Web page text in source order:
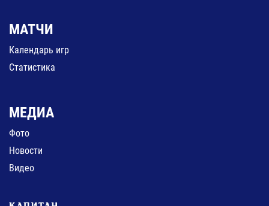
МАТЧИ
Календарь игр
Статистика
МЕДИА
Фото
Новости
Видео